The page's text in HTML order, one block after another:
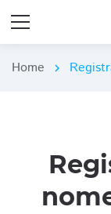
Home chevron_right